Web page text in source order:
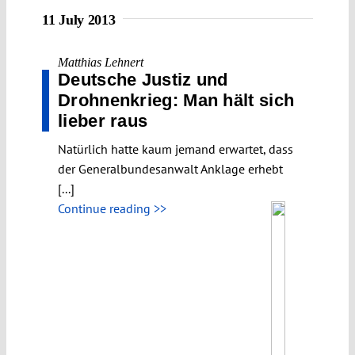
11 July 2013
Matthias Lehnert
Deutsche Justiz und
Drohnenkrieg: Man hält sich
lieber raus
Natürlich hatte kaum jemand erwartet, dass
der Generalbundesanwalt Anklage erhebt
[...]
Continue reading >>